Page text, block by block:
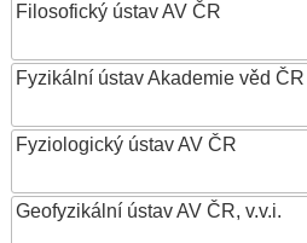
Filosofický ústav AV ČR
Fyzikální ústav Akademie věd ČR
Fyziologický ústav AV ČR
Geofyzikální ústav AV ČR, v.v.i.